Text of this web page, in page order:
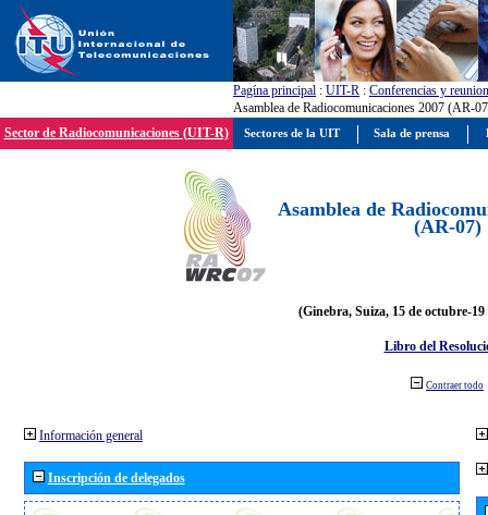
Pagína principal : UIT-R : Conferencias y
Asamblea de Radiocomunicaciones 2007 (AR-
Sector de Radiocomunicaciones (UIT-R)
Asamblea de
(AR-07)
(Ginebra, Suiza, 15 de octubre-19
Libro del
Contraer todo
Información general
Inscripción de delegados
Sectores de la UIT Sala de prensa